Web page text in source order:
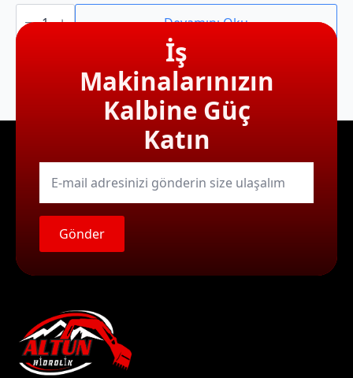
01760003
adet Devamını Oku
İş
Makinalarınızın
Kalbine Güç
Katın
E-
mail
Gönder